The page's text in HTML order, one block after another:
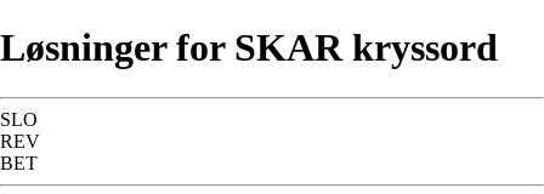
Løsninger for SKAR kryssord
SLO
REV
BET